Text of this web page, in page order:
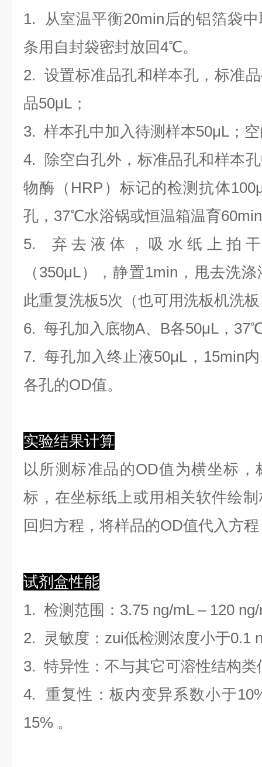
1. 从室温平衡20min后的铝箔袋
条用自封袋密封放回4℃。
2. 设置标准品孔和样本孔，标准
品50μL；
3. 样本孔中加 入待测样本50μL；
4.
除空白孔外，标准品孔和样本
物酶（HRP）标记的检测抗体
孔，37℃水浴锅或恒温箱温育
5. 弃去液体，吸水纸上拍
（350μL）
，静置1min，甩去洗
此重复洗板5次（也可用洗板机洗
6. 每孔加入底物A、B各50μL，
7. 每孔加入终止液50μL，15min
各孔的OD值。
实验结果计算
以所测标准品的OD值为横坐标，
标，在坐标纸上或用相关软件绘制
回归方程 ， 将样品的OD值代入方
试剂盒性能
1. 检测范围 ： 3.75 ng/mL –120 ng/
2. 灵敏度：zui低检测浓度小于0.1
3. 特异性：不与其它可溶性结构类
4. 重复性：板内变异系数小于10
15% 。